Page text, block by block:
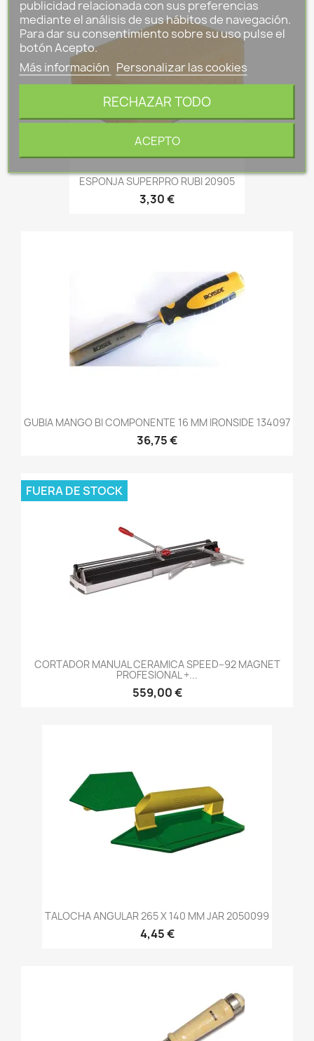
ESPONJA SUPERPRO RUBI 20905
3,30 €
GUBIA MANGO BI COMPONENTE 16 MM IRONSIDE 134097
36,75 €
CORTADOR MANUAL CERAMICA SPEED–92 MAGNET
PROFESIONAL +...
559,00 €
FUERA DE STOCK
TALOCHA ANGULAR 265 X 140 MM JAR 2050099
4,45 €
publicidad relacionada con sus preferencias
mediante el análisis de sus hábitos de navegación.
Para dar su consentimiento sobre su uso pulse el
botón Acepto.
Más información Personalizar las cookies
RECHAZAR TODO
ACEPTO